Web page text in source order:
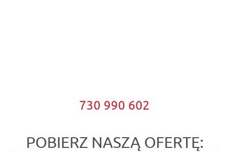
730 990 602
POBIERZ NASZĄ OFERTĘ: